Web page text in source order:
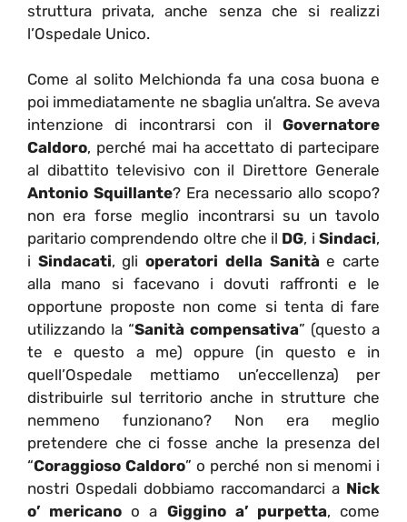
struttura privata, anche senza che si realizzi
l’Ospedale Unico.
Come al solito Melchionda fa una cosa buona e
poi immediatamente ne sbaglia un’altra. Se aveva
intenzione di incontrarsi con il Governatore
Caldoro, perché mai ha accettato di partecipare
al dibattito televisivo con il Direttore Generale
Antonio Squillante? Era necessario allo scopo?
non era forse meglio incontrarsi su un tavolo
paritario comprendendo oltre che il DG, i Sindaci,
i Sindacati, glioperatori della Sanitàe carte
alla mano si facevano i dovuti raffronti e le
opportune proposte non come si tenta di fare
utilizzando la “Sanità compensativa” (questo a
te e questo a me) oppure (in questo e in
quell’Ospedale mettiamo un’eccellenza) per
distribuirle sul territorio anche in strutture che
nemmeno funzionano? Non era meglio
pretendere che ci fosse anche la presenza del
“Coraggioso Caldoro” o perché non si menomi i
nostri Ospedali dobbiamo raccomandarci a Nick
o’ mericano o a Giggino a’ purpetta, come